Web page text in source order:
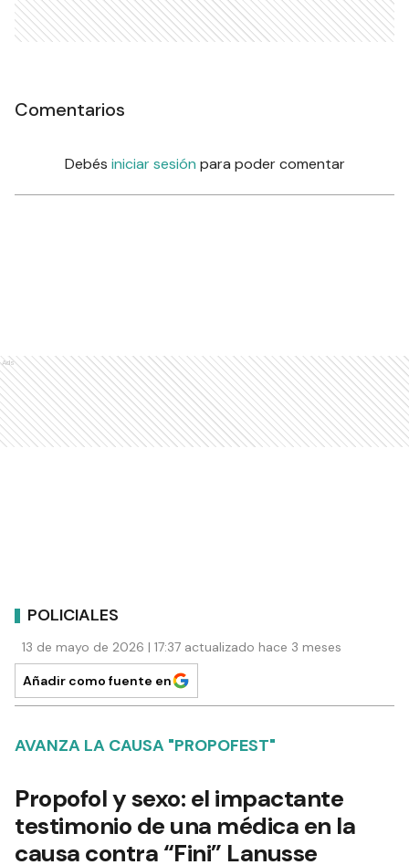
Comentarios
Debés iniciar sesión para poder comentar
Ads
POLICIALES
13 de mayo de 2026 | 17:37 actualizado hace 3 meses
Añadir como fuente en
AVANZA LA CAUSA "PROPOFEST"
Propofol y sexo: el impactante
testimonio de una médica en la
causa contra “Fini” Lanusse